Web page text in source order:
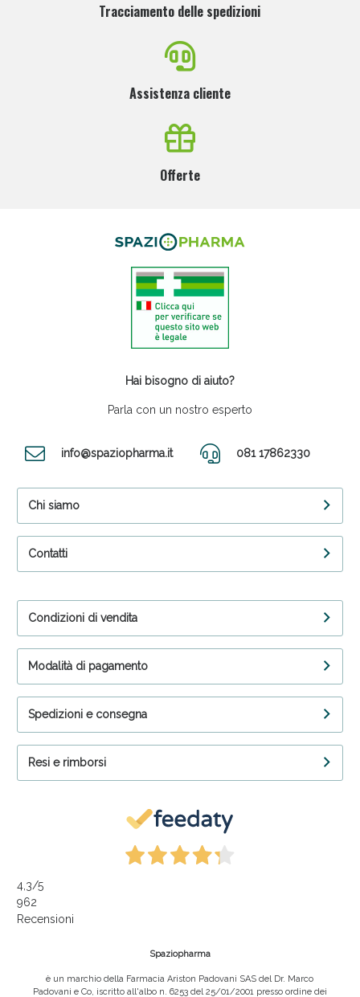
Tracciamento delle spedizioni
Assistenza cliente
Offerte
Hai bisogno di aiuto?
Parla con un nostro esperto
info@spaziopharma.it 081 17862330
Chi siamo
Contatti
Condizioni di vendita
Modalità di pagamento
Spedizioni e consegna
Resi e rimborsi
4,3/5
962
Recensioni
Spaziopharma
è un marchio della Farmacia Ariston Padovani SAS del Dr. Marco
Padovani e Co, iscritto all'albo n. 6253 del 25/01/2001 presso ordine dei